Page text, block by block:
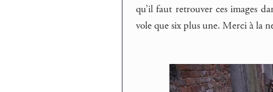
qu’il faut retrouver ces images
vole que six plus une. Merci à la